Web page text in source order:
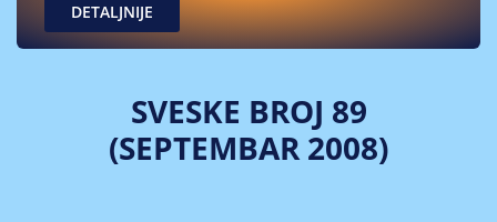
SVESKE BROJ 89
(SEPTEMBAR 2008)